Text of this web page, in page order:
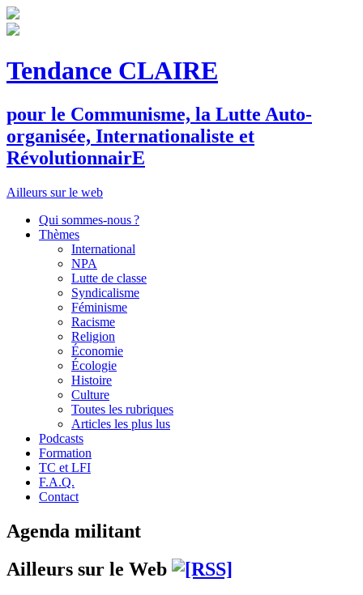
Tendance CLAIRE
pour le Communisme, la Lutte Auto-
organisée, Internationaliste et
RévolutionnairE
Ailleurs sur le web
Qui sommes-nous ?
Thèmes
International
NPA
Lutte de classe
Syndicalisme
Féminisme
Racisme
Religion
Économie
Écologie
Histoire
Culture
Toutes les rubriques
Articles les plus lus
Podcasts
Formation
TC et LFI
F.A.Q.
Contact
Agenda militant
Ailleurs sur le Web